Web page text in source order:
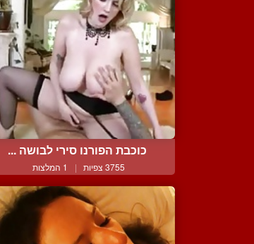
כוכבת הפורנו סירי לבושה ...
3755 צפיות | 1 המלצות